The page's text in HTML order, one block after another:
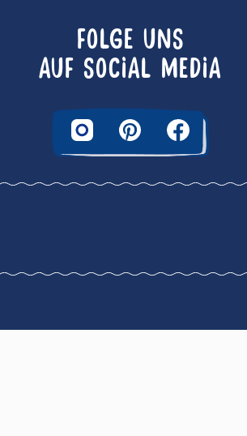
FOLGE UNS
AUF SOCIAL MEDIA